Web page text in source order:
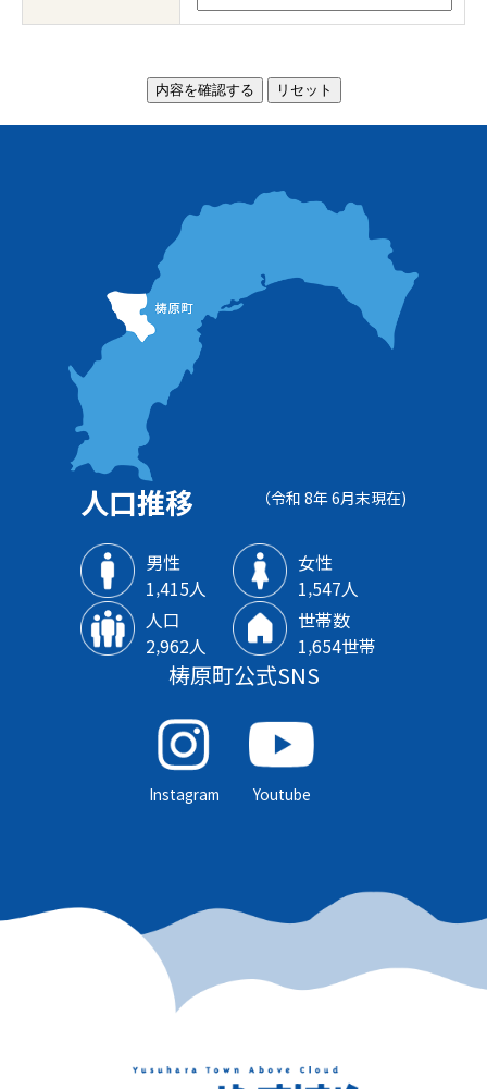
人口推移 （令和 8年 6月末現在)
男性
1‚415人
女性
1‚547人
人口
2‚962人
世帯数
1‚654世帯
梼原町公式SNS
Instagram Youtube